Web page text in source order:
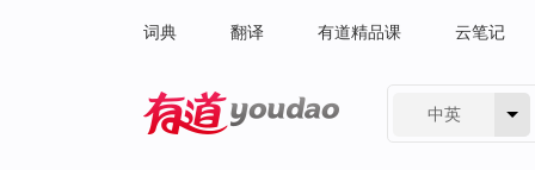
词典 翻译 有道精品课 云笔记
中英